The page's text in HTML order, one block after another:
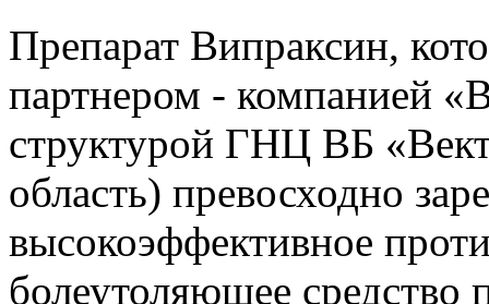
Препарат Випраксин,
партнером - компанией
структурой ГНЦ ВБ
область) превосходно
высокоэффективное
болеутоляющее средство